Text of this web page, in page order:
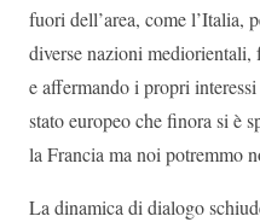
fuori dell’area, come l’Italia,
diverse nazioni
e affermando i propri
stato europeo che finora si è
la Francia ma noi potremmo
La dinamica di dialogo